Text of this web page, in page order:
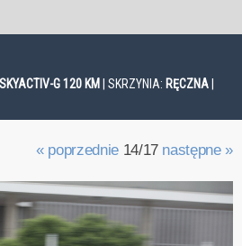
G 120 KM | SKRZYNIA: RĘCZNA
« poprzednie14/17 następne »